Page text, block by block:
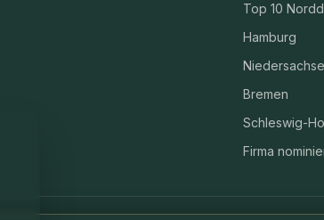
Top 10
Hamburg
Bremen
Schleswig-
Firma